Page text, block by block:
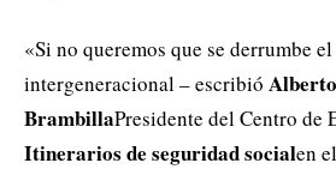
«Si no queremos que se derrumbe
intergeneracional – escribió Alberto
BrambillaPresidente del Centro de
Itinerarios de seguridad socialen